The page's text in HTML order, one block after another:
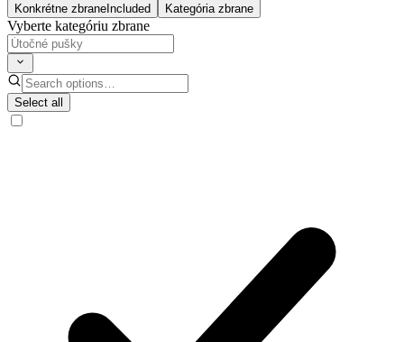
Konkrétne zbrane Included Kategória zbrane
Vyberte kategóriu zbrane
Select all